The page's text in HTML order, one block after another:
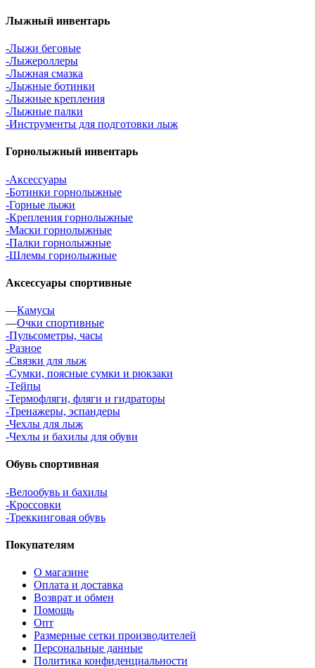
Лыжный инвентарь
-Лыжи беговые
-Лыжероллеры
-Лыжная смазка
-Лыжные ботинки
-Лыжные крепления
-Лыжные палки
-Инструменты для подготовки лыж
Горнолыжный инвентарь
-Аксессуары
-Ботинки горнолыжные
-Горные лыжи
-Крепления горнолыжные
-Маски горнолыжные
-Палки горнолыжные
-Шлемы горнолыжные
Аксессуары спортивные
—Камусы
—Очки спортивные
-Пульсометры, часы
-Разное
-Связки для лыж
-Сумки, поясные сумки и рюкзаки
-Тейпы
-Термофляги, фляги и гидраторы
-Тренажеры, эспандеры
-Чехлы для лыж
-Чехлы и бахилы для обуви
Обувь спортивная
-Велообувь и бахилы
-Кроссовки
-Треккинговая обувь
Покупателям
О магазине
Оплата и доставка
Возврат и обмен
Помощь
Опт
Размерные сетки производителей
Персональные данные
Политика конфиденциальности